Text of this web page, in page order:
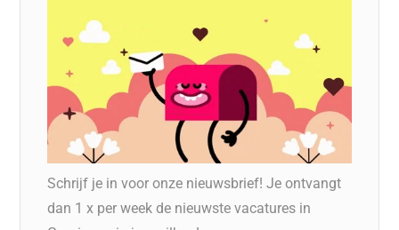
Schrijf je in voor onze nieuwsbrief! Je ontvangt
dan 1 x per week de nieuwste vacatures in